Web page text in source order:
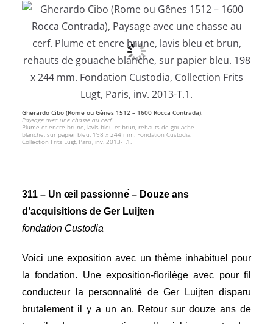
Gherardo Cibo (Rome ou Gênes 1512 – 1600 Rocca Contrada),
Paysage avec une chasse au cerf.
Plume et encre brune, lavis bleu et brun, rehauts de gouache
blanche, sur papier bleu. 198 x 244 mm. Fondation Custodia,
Collection Frits Lugt, Paris, inv. 2013-T.1.
311 – Un œil passionne ́ – Douze ans
d’acquisitions de Ger Luijten
fondation Custodia
Voici une exposition avec un thème inhabituel pour
la fondation. Une exposition-florilège avec pour fil
conducteur la personnalité de Ger Luijten disparu
brutalement il y a un an. Retour sur douze ans de